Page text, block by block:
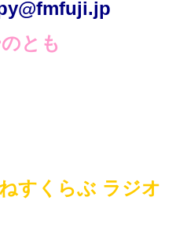
とも
すくらぶ ラジオ